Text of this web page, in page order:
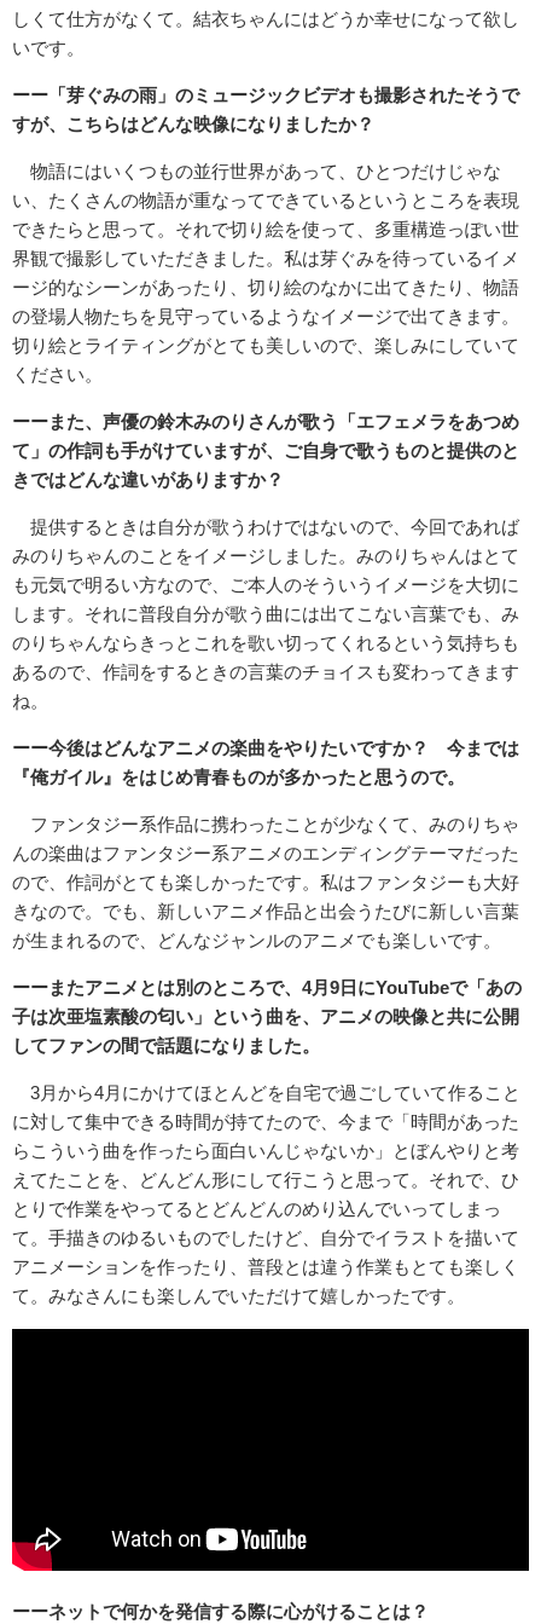
しくて仕方がなくて。結衣ちゃんにはどうか幸せになって欲し
いです。
ーー「芽ぐみの雨」のミュージックビデオも撮影されたそうで
すが、こちらはどんな映像になりましたか？
物語にはいくつもの並行世界があって、ひとつだけじゃな
い、たくさんの物語が重なってできているというところを表現
できたらと思って。それで切り絵を使って、多重構造っぽい世
界観で撮影していただきました。私は芽ぐみを待っているイメ
ージ的なシーンがあったり、切り絵のなかに出てきたり、物語
の登場人物たちを見守っているようなイメージで出てきます。
切り絵とライティングがとても美しいので、楽しみにしていて
ください。
ーーまた、声優の鈴木みのりさんが歌う「エフェメラをあつめ
て」の作詞も手がけていますが、ご自身で歌うものと提供のと
きではどんな違いがありますか？
提供するときは自分が歌うわけではないので、今回であれば
みのりちゃんのことをイメージしました。みのりちゃんはとて
も元気で明るい方なので、ご本人のそういうイメージを大切に
します。それに普段自分が歌う曲には出てこない言葉でも、み
のりちゃんならきっとこれを歌い切ってくれるという気持ちも
あるので、作詞をするときの言葉のチョイスも変わってきます
ね。
ーー今後はどんなアニメの楽曲をやりたいですか？ 今までは
『俺ガイル』をはじめ青春ものが多かったと思うので。
ファンタジー系作品に携わったことが少なくて、みのりちゃ
んの楽曲はファンタジー系アニメのエンディングテーマだった
ので、作詞がとても楽しかったです。私はファンタジーも大好
きなので。でも、新しいアニメ作品と出会うたびに新しい言葉
が生まれるので、どんなジャンルのアニメでも楽しいです。
ーーまたアニメとは別のところで、4月9日にYouTubeで「あの
子は次亜塩素酸の匂い」という曲を、アニメの映像と共に公開
してファンの間で話題になりました。
3月から4月にかけてほとんどを自宅で過ごしていて作ること
に対して集中できる時間が持てたので、今まで「時間があった
らこういう曲を作ったら面白いんじゃないか」とぼんやりと考
えてたことを、どんどん形にして行こうと思って。それで、ひ
とりで作業をやってるとどんどんのめり込んでいってしまっ
て。手描きのゆるいものでしたけど、自分でイラストを描いて
アニメーションを作ったり、普段とは違う作業もとても楽しく
て。みなさんにも楽しんでいただけて嬉しかったです。
ーーネットで何かを発信する際に心がけることは？